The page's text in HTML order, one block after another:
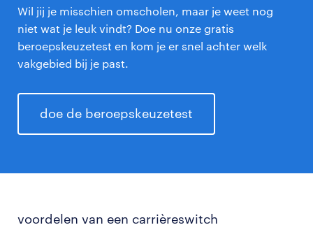
Wil jij je misschien omscholen, maar je weet nog
niet wat je leuk vindt? Doe nu onze gratis
beroepskeuzetest en kom je er snel achter welk
vakgebied bij je past.
doe de beroepskeuzetest
voordelen van een carrièreswitch